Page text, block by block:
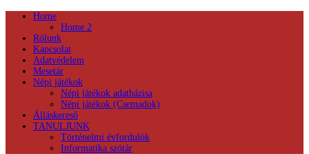
Home
Home 2
Rólunk
Kapcsolat
Adatvédelem
Mesetár
Népi játékok
Népi játékok adatbázisa
Népi játékok (Csemadok)
Álláskereső
TANULJUNK
Történelmi évfordulók
Informatika szótár